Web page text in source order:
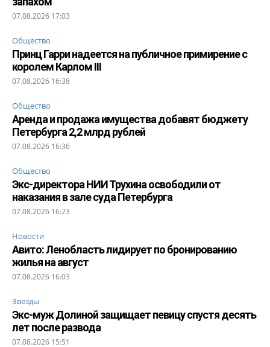
07.08.2026 17:03
Общество
Принц Гарри надеется на публичное примирение с
королем Карлом III
07.08.2026 16:38
Общество
Аренда и продажа имущества добавят бюджету
Петербурга 2,2 млрд рублей
07.08.2026 16:36
Общество
Экс-директора НИИ Трухина освободили от
наказания в зале суда Петербурга
07.08.2026 16:23
Новости
Авито: Ленобласть лидирует по бронированию
жилья на август
07.08.2026 16:03
Звезды
Экс-муж Долиной защищает певицу спустя десять
лет после развода
07.08.2026 15:51